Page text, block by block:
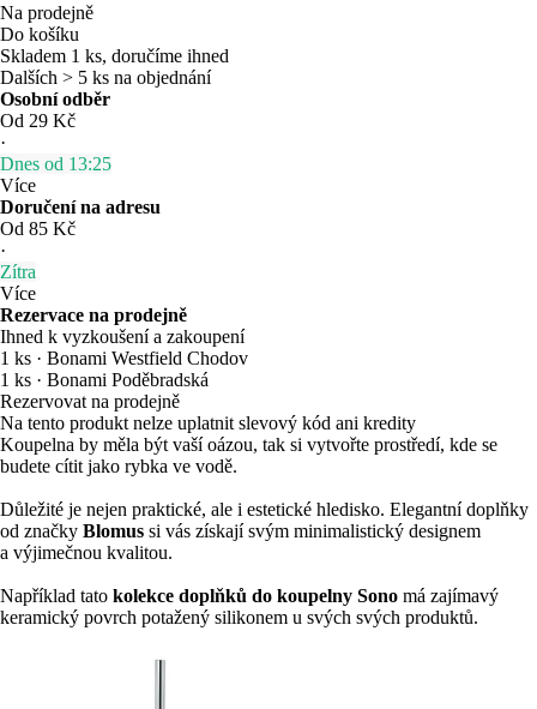
Na prodejně
Do košíku
Skladem 1 ks, doručíme ihned
Dalších > 5 ks na objednání
Osobní odběr
Od 29 Kč
·
Dnes od 13:25
Více
Doručení na adresu
Od 85 Kč
·
Zítra
Více
Rezervace na prodejně
Ihned k vyzkoušení a zakoupení
1 ks · Bonami Westfield Chodov
1 ks · Bonami Poděbradská
Rezervovat na prodejně
Na tento produkt nelze uplatnit slevový kód ani kredity
Koupelna by měla být vaší oázou, tak si vytvořte prostředí, kde se
budete cítit jako rybka ve vodě.
Důležité je nejen praktické, ale i estetické hledisko. Elegantní doplňky
od značky Blomus si vás získají svým minimalistický designem
a výjimečnou kvalitou.
Například tato kolekce doplňků do koupelny Sono má zajímavý
keramický povrch potažený silikonem u svých svých produktů.